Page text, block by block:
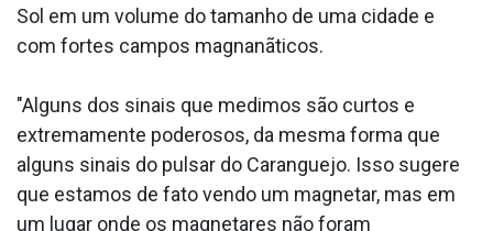
Sol em um volume do tamanho de uma cidade e
com fortes campos magnanãticos.
"Alguns dos sinais que medimos são curtos e
extremamente poderosos, da mesma forma que
alguns sinais do pulsar do Caranguejo. Isso sugere
que estamos de fato vendo um magnetar, mas em
um lugar onde os magnetares não foram